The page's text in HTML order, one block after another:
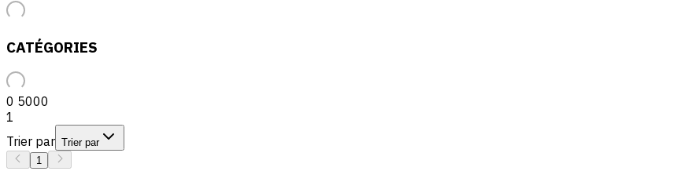
CATÉGORIES
0 5000
1
Trier par Trier par
1